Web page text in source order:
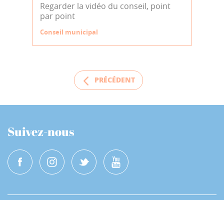
Regarder la vidéo du conseil, point
par point
Conseil municipal
PRÉCÉDENT
Suivez-nous